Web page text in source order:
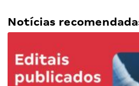
Notícias